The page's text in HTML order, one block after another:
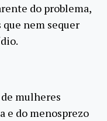
do problema,
nem sequer
mulheres
e do menosprezo